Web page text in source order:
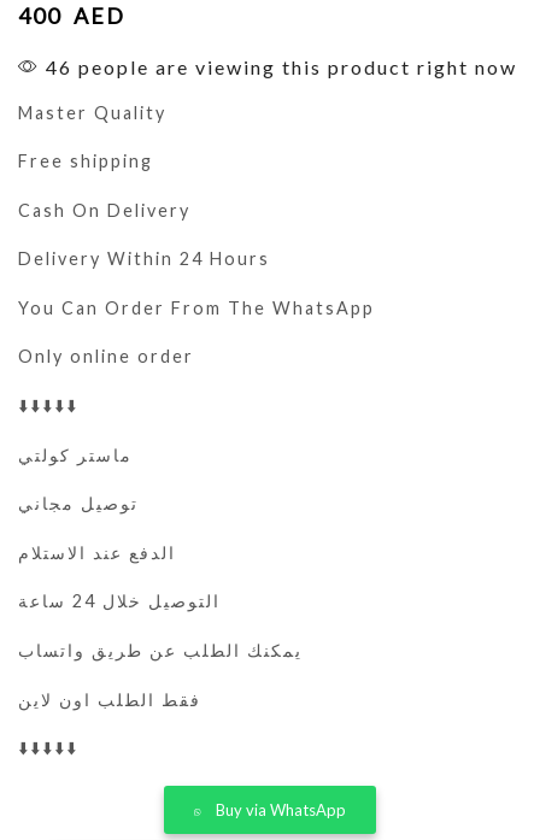
400 AED
46 people are viewing this product right now
Master Quality
Free shipping
Cash On Delivery
Delivery Within 24 Hours
You Can Order From The WhatsApp
Only online order
⬇️⬇️⬇️⬇️⬇️
ماستر كولتي
توصيل مجاني
الدفع عند الاستلام
التوصيل خلال 24 ساعة
يمكنك الطلب عن طريق واتساب
فقط الطلب اون لاين
⬇️⬇️⬇️⬇️⬇️
Buy via WhatsApp